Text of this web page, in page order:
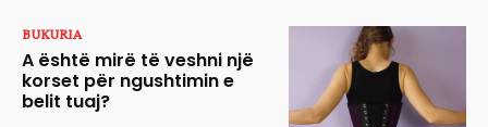
BUKURIA
A është mirë të veshni një
korset për ngushtimin e
belit tuaj?